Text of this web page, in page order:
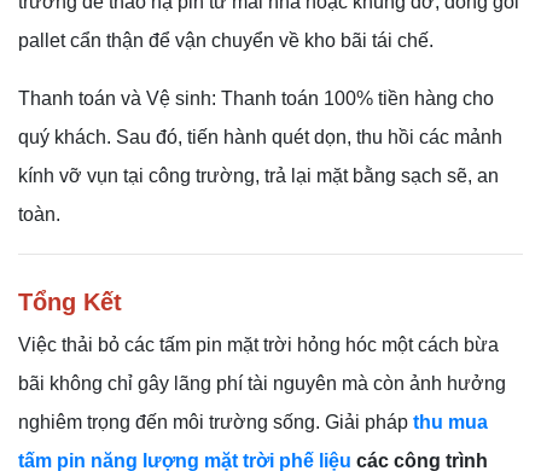
pallet cẩn thận để vận chuyển về kho bãi tái chế.
Thanh toán và Vệ sinh: Thanh toán 100% tiền hàng cho
quý khách. Sau đó, tiến hành quét dọn, thu hồi các mảnh
kính vỡ vụn tại công trường, trả lại mặt bằng sạch sẽ, an
toàn.
Tổng Kết
Việc thải bỏ các tấm pin mặt trời hỏng hóc một cách bừa
bãi không chỉ gây lãng phí tài nguyên mà còn ảnh hưởng
nghiêm trọng đến môi trường sống. Giải pháp thu mua
tấm pin năng lượng mặt trời phế liệu các công trình